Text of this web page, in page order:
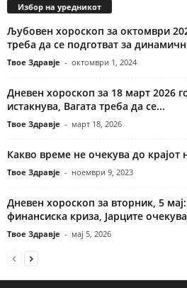
Избор на уредникот
Љубовен хороскоп за октомври
треба да се подготват за
Твое Здравје - октомври 1, 2024
Дневен хороскоп за 18 март 2026
истакнува, Вагата треба да се...
Твое Здравје - март 18, 2026
Какво време не очекува до
Твое Здравје - ноември 9, 2023
Дневен хороскоп за вторник, 5
финансиска криза, Јарците
Твое Здравје - мај 5, 2026